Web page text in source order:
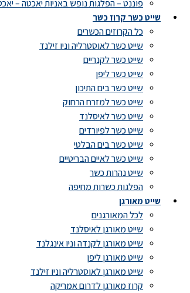
פוננט – הפלגות נופש באניות יאכטה –
שייט כשר קרוז כשר
כל הקרוזים הכשרים
שייט כשר לאוסטרליה וניו זילנד
שייט כשר לקנריים
שייט כשר ליפן
שייט כשר בים התיכון
שייט כשר למזרח הרחוק
שייט כשר לאיסלנד
שייט כשר לפיורדים
שייט כשר בים הבלטי
שייט כשר לאיים הבריטיים
שייט נהרות כשר
הפלגות כשרות מחיפה
שייט מאורגן
לכל המאורגנים
שייט מאורגן לאיסלנד
שייט מאורגן לקנדה וניו אינגלנד
שייט מאורגן ליפן
שייט מאורגן לאוסטרליה וניו זילנד
קרוז מאורגן לדרום אמריקה